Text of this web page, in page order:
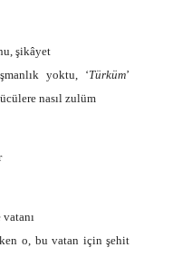
şikâyet
yoktu, ‘Türküm’
nasıl zulüm
o, bu vatan için şehit